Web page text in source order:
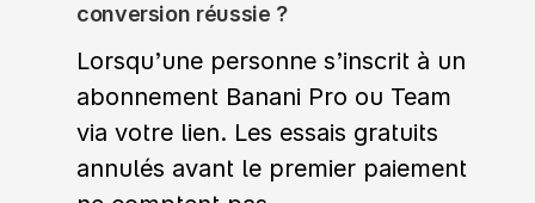
conversion réussie ?
Lorsqu’une personne s’inscrit à un
abonnement Banani Pro ou Team
via votre lien. Les essais gratuits
annulés avant le premier paiement